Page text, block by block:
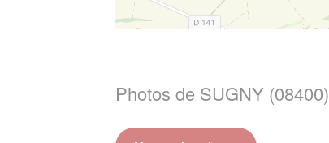
Photos de SUGNY (08400)